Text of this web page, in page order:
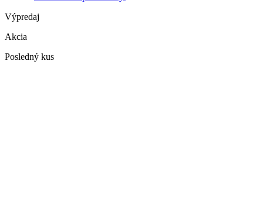
Výpredaj
Akcia
Posledný kus